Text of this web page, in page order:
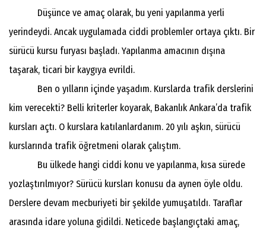
Düşünce ve amaç olarak, bu yeni yapılanma yerli
yerindeydi. Ancak uygulamada ciddi problemler ortaya çıktı. Bir
sürücü kursu furyası başladı. Yapılanma amacının dışına
taşarak, ticari bir kaygıya evrildi.
Ben o yılların içinde yaşadım. Kurslarda trafik derslerini
kim verecekti? Belli kriterler koyarak, Bakanlık Ankara’da trafik
kursları açtı. O kurslara katılanlardanım. 20 yılı aşkın, sürücü
kurslarında trafik öğretmeni olarak çalıştım.
Bu ülkede hangi ciddi konu ve yapılanma, kısa sürede
yozlaştırılmıyor? Sürücü kursları konusu da aynen öyle oldu.
Derslere devam mecburiyeti bir şekilde yumuşatıldı. Taraflar
arasında idare yoluna gidildi. Neticede başlangıçtaki amaç,